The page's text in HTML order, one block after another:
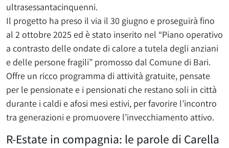
ultrasessantacinquenni.
Il progetto ha preso il via il 30 giugno e proseguirà fino
al 2 ottobre 2025 ed è stato inserito nel “Piano operativo
a contrasto delle ondate di calore a tutela degli anziani
e delle persone fragili” promosso dal Comune di Bari.
Offre un ricco programma di attività gratuite, pensate
per le pensionate e i pensionati che restano soli in città
durante i caldi e afosi mesi estivi, per favorire l’incontro
tra generazioni e promuovere l’invecchiamento attivo.
R-Estate in compagnia: le parole di Carella